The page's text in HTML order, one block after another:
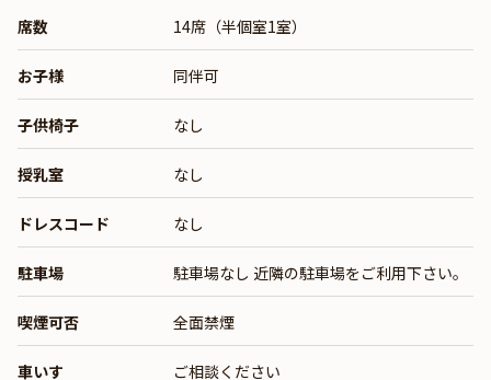
席数 14席（半個室1室）
お子様 同伴可
子供椅子 なし
授乳室 なし
ドレスコード なし
駐車場 駐車場なし 近隣の駐車場をご利用下さい。
喫煙可否 全面禁煙
車いす ご相談ください